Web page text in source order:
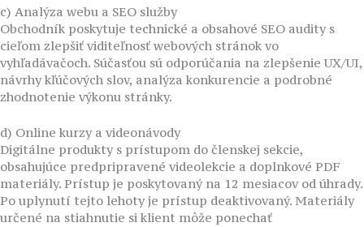
c) Analýza webu a SEO služby
Obchodník poskytuje technické a obsahové SEO audity s
cieľom zlepšiť viditeľnosť webových stránok vo
vyhľadávačoch. Súčasťou sú odporúčania na zlepšenie UX/UI,
návrhy kľúčových slov, analýza konkurencie a podrobné
zhodnotenie výkonu stránky.
d) Online kurzy a videonávody
Digitálne produkty s prístupom do členskej sekcie,
obsahujúce predpripravené videolekcie a doplnkové PDF
materiály. Prístup je poskytovaný na 12 mesiacov od úhrady.
Po uplynutí tejto lehoty je prístup deaktivovaný. Materiály
určené na stiahnutie si klient môže ponechať